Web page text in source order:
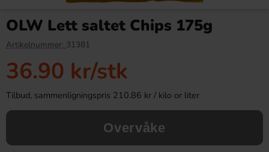
Köp
100g
24.90 kr
OLW Lett saltet Chips 175g
Artikelnummer: 31381
36.90 kr/stk
Tilbud, sammenligningspris 210.86 kr / kilo or liter
Overvåke